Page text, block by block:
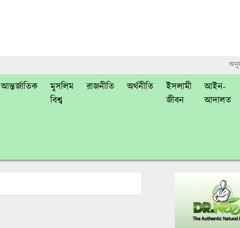
আন্তর্জাতিক
মুসলিম
বিশ্ব
রাজনীতি অর্থনীতি
ইসলামী
জীবন
আইন-
আদালত